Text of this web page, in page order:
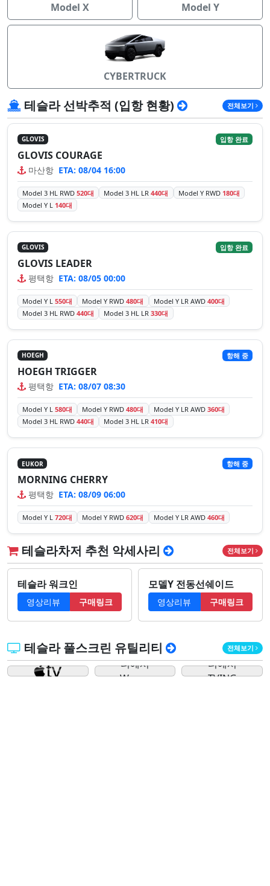
Model X Model Y
CYBERTRUCK
테슬라 선박추적 (입항 현황) 전체보기
GLOVIS 입항 완료
GLOVIS COURAGE
마산항 ETA: 08/04 16:00
Model 3 HL RWD520대 Model 3 HL LR440대 Model Y RWD 180대
Model Y L 140대
GLOVIS 입항 완료
GLOVIS LEADER
평택항 ETA: 08/05 00:00
Model Y L550대 Model Y RWD480대 Model Y LR AWD 400대
Model 3 HL RWD440대 Model 3 HL LR330대
HOEGH 항해 중
HOEGH TRIGGER
평택항 ETA: 08/07 08:30
Model Y L580대 Model Y RWD480대 Model Y LR AWD 360대
Model 3 HL RWD440대 Model 3 HL LR410대
EUKOR 항해 중
MORNING CHERRY
평택항 ETA: 08/09 06:00
Model Y L720대 Model Y RWD620대 Model Y LR AWD 460대
테슬라차저 추천 악세사리 전체보기
테슬라 워크인
영상리뷰 구매링크
모델Y 전동선쉐이드
영상리뷰 구매링크
테슬라 풀스크린 유틸리티 전체보기